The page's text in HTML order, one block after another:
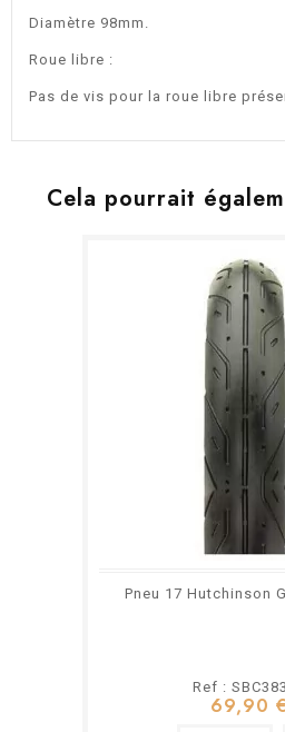
Diamètre 98mm.
Roue libre :
Pas de vis pour la roue libre
Cela pourrait
Pneu 17 Hutchinson
Ref :
69,90 €